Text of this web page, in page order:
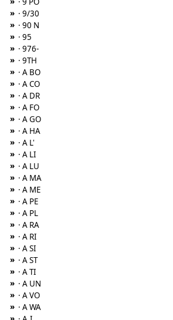
» · 9/30
» · 90 N
» · 95
» · 976-
» · 9TH
» · A BO
» · A CO
» · A DR
» · A FO
» · A GO
» · A HA
» · A L'
» · A LI
» · A LU
» · A MA
» · A ME
» · A PE
» · A PL
» · A RA
» · A RI
» · A SI
» · A ST
» · A TI
» · A UN
» · A VO
» · A WA